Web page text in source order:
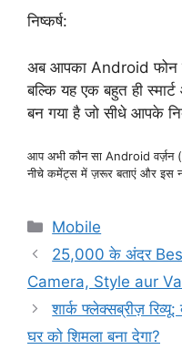
निष्कर्ष:
अब आपका Android फोन
बल्कि यह एक बहुत ही
बन गया है जो सीधे आपके
आप अभी कौन सा Android
नीचे कमेंट्स में ज़रूर बताएं और इस
Categories
Mobile
25,000 के अंदर
Camera, Style aur
शार्क फ्लेक्सब्रीज़
घर को शिमला बना देगा?